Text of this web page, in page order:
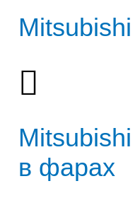
Mitsubishi
в фарах